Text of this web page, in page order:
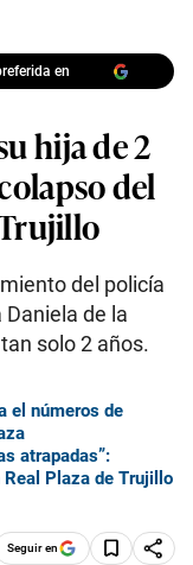
en
hija de 2
del
del policía
de la
solo 2 años.
el números de
atrapadas”:
Plaza de Trujillo
Seguir en